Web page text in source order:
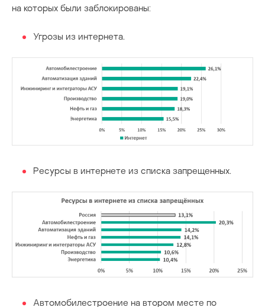
на которых были заблокированы:
Угрозы из интернета.
Ресурсы в интернете из списка запрещенных.
Автомобилестроение на втором месте по